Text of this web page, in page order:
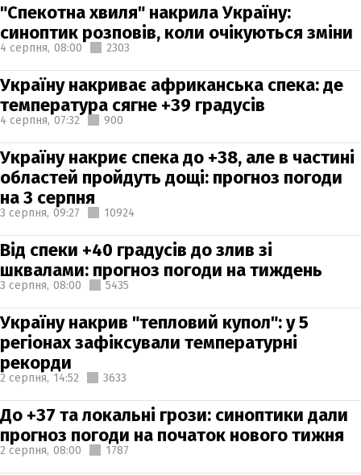
"Спекотна хвиля" накрила Україну:
синоптик розповів, коли очікуються зміни
4 серпня, 08:00 2303
Україну накриває африканська спека: де
температура сягне +39 градусів
4 серпня, 07:32 900
Україну накриє спека до +38, але в частині
областей пройдуть дощі: прогноз погоди
на 3 серпня
3 серпня, 09:27 10924
Від спеки +40 градусів до злив зі
шквалами: прогноз погоди на тиждень
3 серпня, 08:00 5435
Україну накрив "тепловий купол": у 5
регіонах зафіксували температурні
рекорди
2 серпня, 14:52 3633
До +37 та локальні грози: синоптики дали
прогноз погоди на початок нового тижня
2 серпня, 08:00 1787